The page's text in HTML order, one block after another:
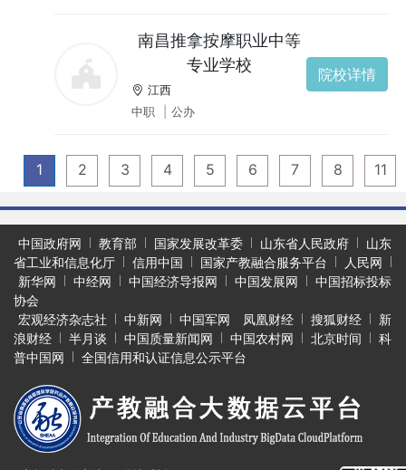
南昌推拿按摩职业中等
专业学校
江西
中职
公办
院校详情
1 2 3 4 5 6 7 8 11
中国政府网 教育部 国家发展改革委 山东省人民政府
山东
省工业和信息化厅
信用中国 国家产教融合服务平台
人民网
新华网
中经网 中国经济导报网 中国发展网
中国招标投标
协会
宏观经济杂志社
中新网 中国军网 凤凰财经 搜狐财经
新
浪财经
半月谈 中国质量新闻网 中国农村网 北京时间
科
普中国网
全国信用和认证信息公示平台